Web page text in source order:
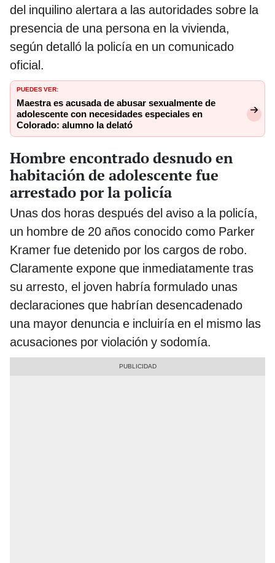
del inquilino alertara a las autoridades sobre la
presencia de una persona en la vivienda,
según detalló la policía en un comunicado
oficial.
PUEDES VER:
Maestra es acusada de abusar sexualmente de
adolescente con necesidades especiales en
Colorado: alumno la delató
Hombre encontrado desnudo en
habitación de adolescente fue
arrestado por la policía
Unas dos horas después del aviso a la policía,
un hombre de 20 años conocido como Parker
Kramer fue detenido por los cargos de robo.
Claramente expone que inmediatamente tras
su arresto, el joven habría formulado unas
declaraciones que habrían desencadenado
una mayor denuncia e incluiría en el mismo las
acusaciones por violación y sodomía.